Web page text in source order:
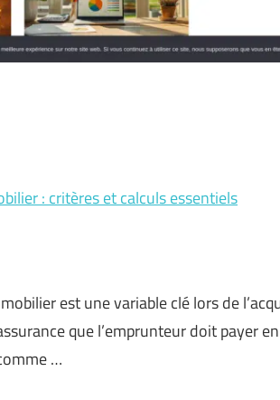
: critères et calculs essentiels
est une variable clé lors de
que l’emprunteur doit payer
…